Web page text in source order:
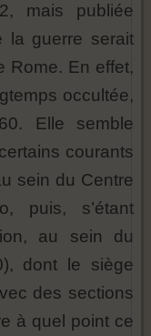
mais publiée
la guerre serait
Rome. En effet,
occultée,
Elle semble
courants
sein du Centre
puis, s’étant
au sein du
dont le siège
des sections
à quel point ce